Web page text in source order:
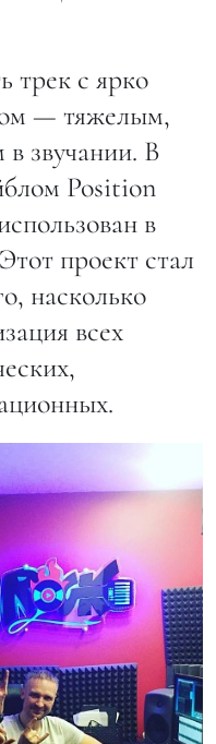
трек с ярко
— тяжелым,
звучании. В
Position
в
проект стал
насколько
всех